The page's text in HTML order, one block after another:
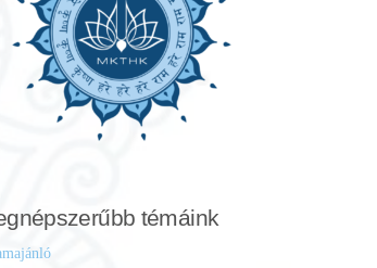
témáink